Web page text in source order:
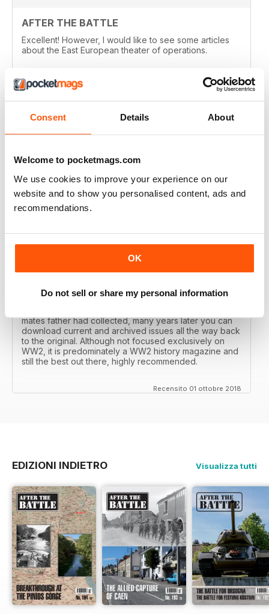
Consent Details About
Welcome to pocketmags.com
We use cookies to improve your experience on our
website and to show you personalised content, ads and
recommendations.
OK
Do not sell or share my personal information
AFTER THE BATTLE
Excellent! However, I would like to see some articles
about the East European theater of operations.
Recensito 15 agosto 2020
FULL OF HISTORICAL INFORMATION
Recensito 17 luglio 2019
the start of 1975 from that research. The magazine
spawned into a world leading military history magazine.
mates father had collected, many years later you can
download current and archived issues all the way back
to the original. Although not focused exclusively on
WW2, it is predominately a WW2 history magazine and
still the best out there, highly recommended.
Recensito 01 ottobre 2018
EDIZIONI INDIETRO Visualizza tutti